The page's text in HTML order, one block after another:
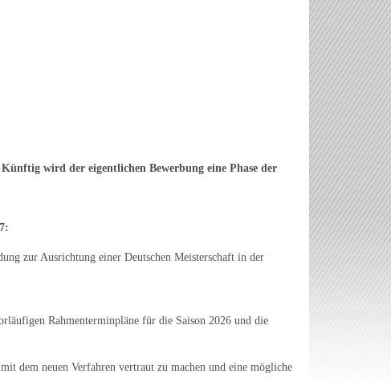
wird der eigentlichen Bewerbung eine Phase der
zur Ausrichtung einer Deutschen Meisterschaft in der
Rahmenterminpläne für die Saison 2026 und die
dem neuen Verfahren vertraut zu machen und eine mögliche